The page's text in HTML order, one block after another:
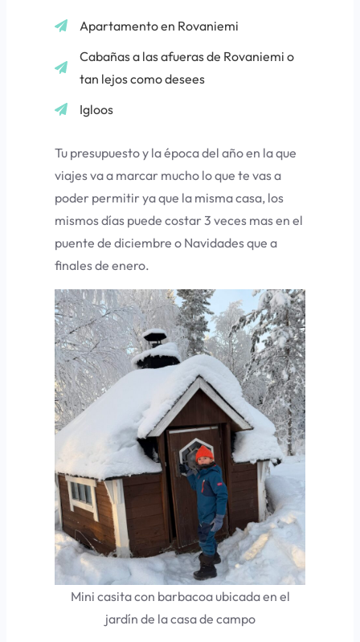
Apartamento en Rovaniemi
Cabañas a las afueras de Rovaniemi o
tan lejos como desees
Igloos
Tu presupuesto y la época del año en la que
viajes va a marcar mucho lo que te vas a
poder permitir ya que la misma casa, los
mismos días puede costar 3 veces mas en el
puente de diciembre o Navidades que a
finales de enero.
Mini casita con barbacoa ubicada en el
jardín de la casa de campo